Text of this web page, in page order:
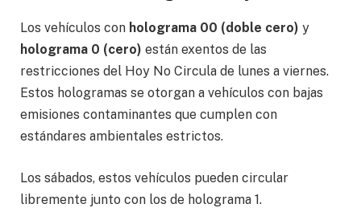
Los vehículos con holograma 00 (doble cero) y
holograma 0 (cero) están exentos de las
restricciones del Hoy No Circula de lunes a viernes.
Estos hologramas se otorgan a vehículos con bajas
emisiones contaminantes que cumplen con
estándares ambientales estrictos.
Los sábados, estos vehículos pueden circular
libremente junto con los de holograma 1.